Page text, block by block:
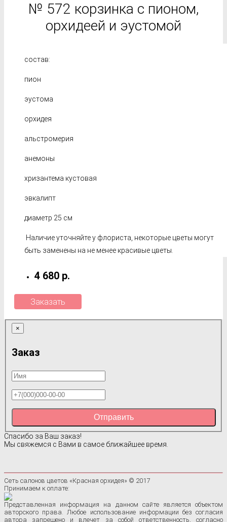
№ 572 корзинка с пионом,
орхидеей и эустомой
состав:
пион
эустома
орхидея
альстромерия
анемоны
хризантема кустовая
эвкалипт
диаметр 25 см
Наличие уточняйте у флориста, некоторые цветы могут
быть заменены на не менее красивые цветы.
4 680 р.
Заказать
×
Заказ
Отправить
Спасибо за Ваш заказ!
Мы свяжемся с Вами в самое ближайшее время.
Сеть салонов цветов «Красная орхидея» © 2017
Принимаем к оплате:
Представленная информация на данном сайте является объектом
авторского права. Любое использование информации без согласия
автора запрещено и влечет за собой ответственность, согласно